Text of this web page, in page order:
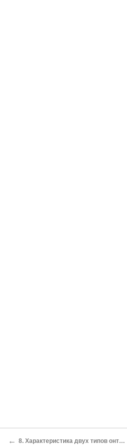
← 8. Характеристика двух типов онтологических суждений, которые могут скрываться в свободном от оценки понятии идеологии